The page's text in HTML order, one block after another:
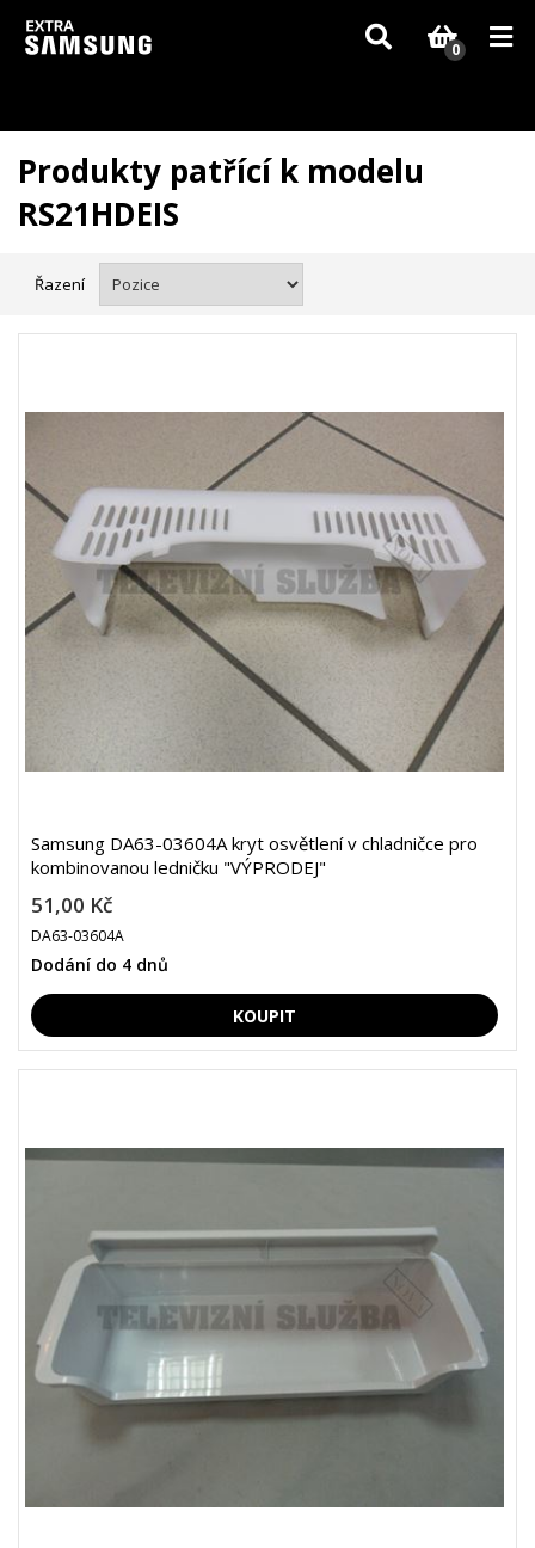
Vzhledem k aktuální situaci se může dodání dílů, které nejsou skladem,
zpozdit. Děkujeme za pochopení.
0
Produkty patřící k modelu
RS21HDEIS
Řazení
Samsung DA63-03604A kryt osvětlení v chladničce pro
kombinovanou ledničku "VÝPRODEJ"
51,00 Kč
DA63-03604A
Dodání do 4 dnů